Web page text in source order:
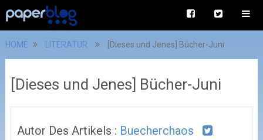
HOME LITERATUR [Dieses und Jenes] Bücher-Juni
[Dieses und Jenes] Bücher-Juni
Autor Des Artikels : Buecherchaos